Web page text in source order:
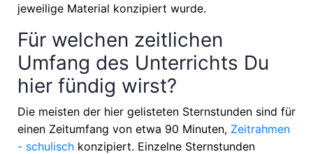
jeweilige Material konzipiert wurde.
Für welchen zeitlichen
Umfang des Unterrichts Du
hier fündig wirst?
Die meisten der hier gelisteten Sternstunden sind für
einen Zeitumfang von etwa 90 Minuten, Zeitrahmen
- schulisch konzipiert. Einzelne Sternstunden